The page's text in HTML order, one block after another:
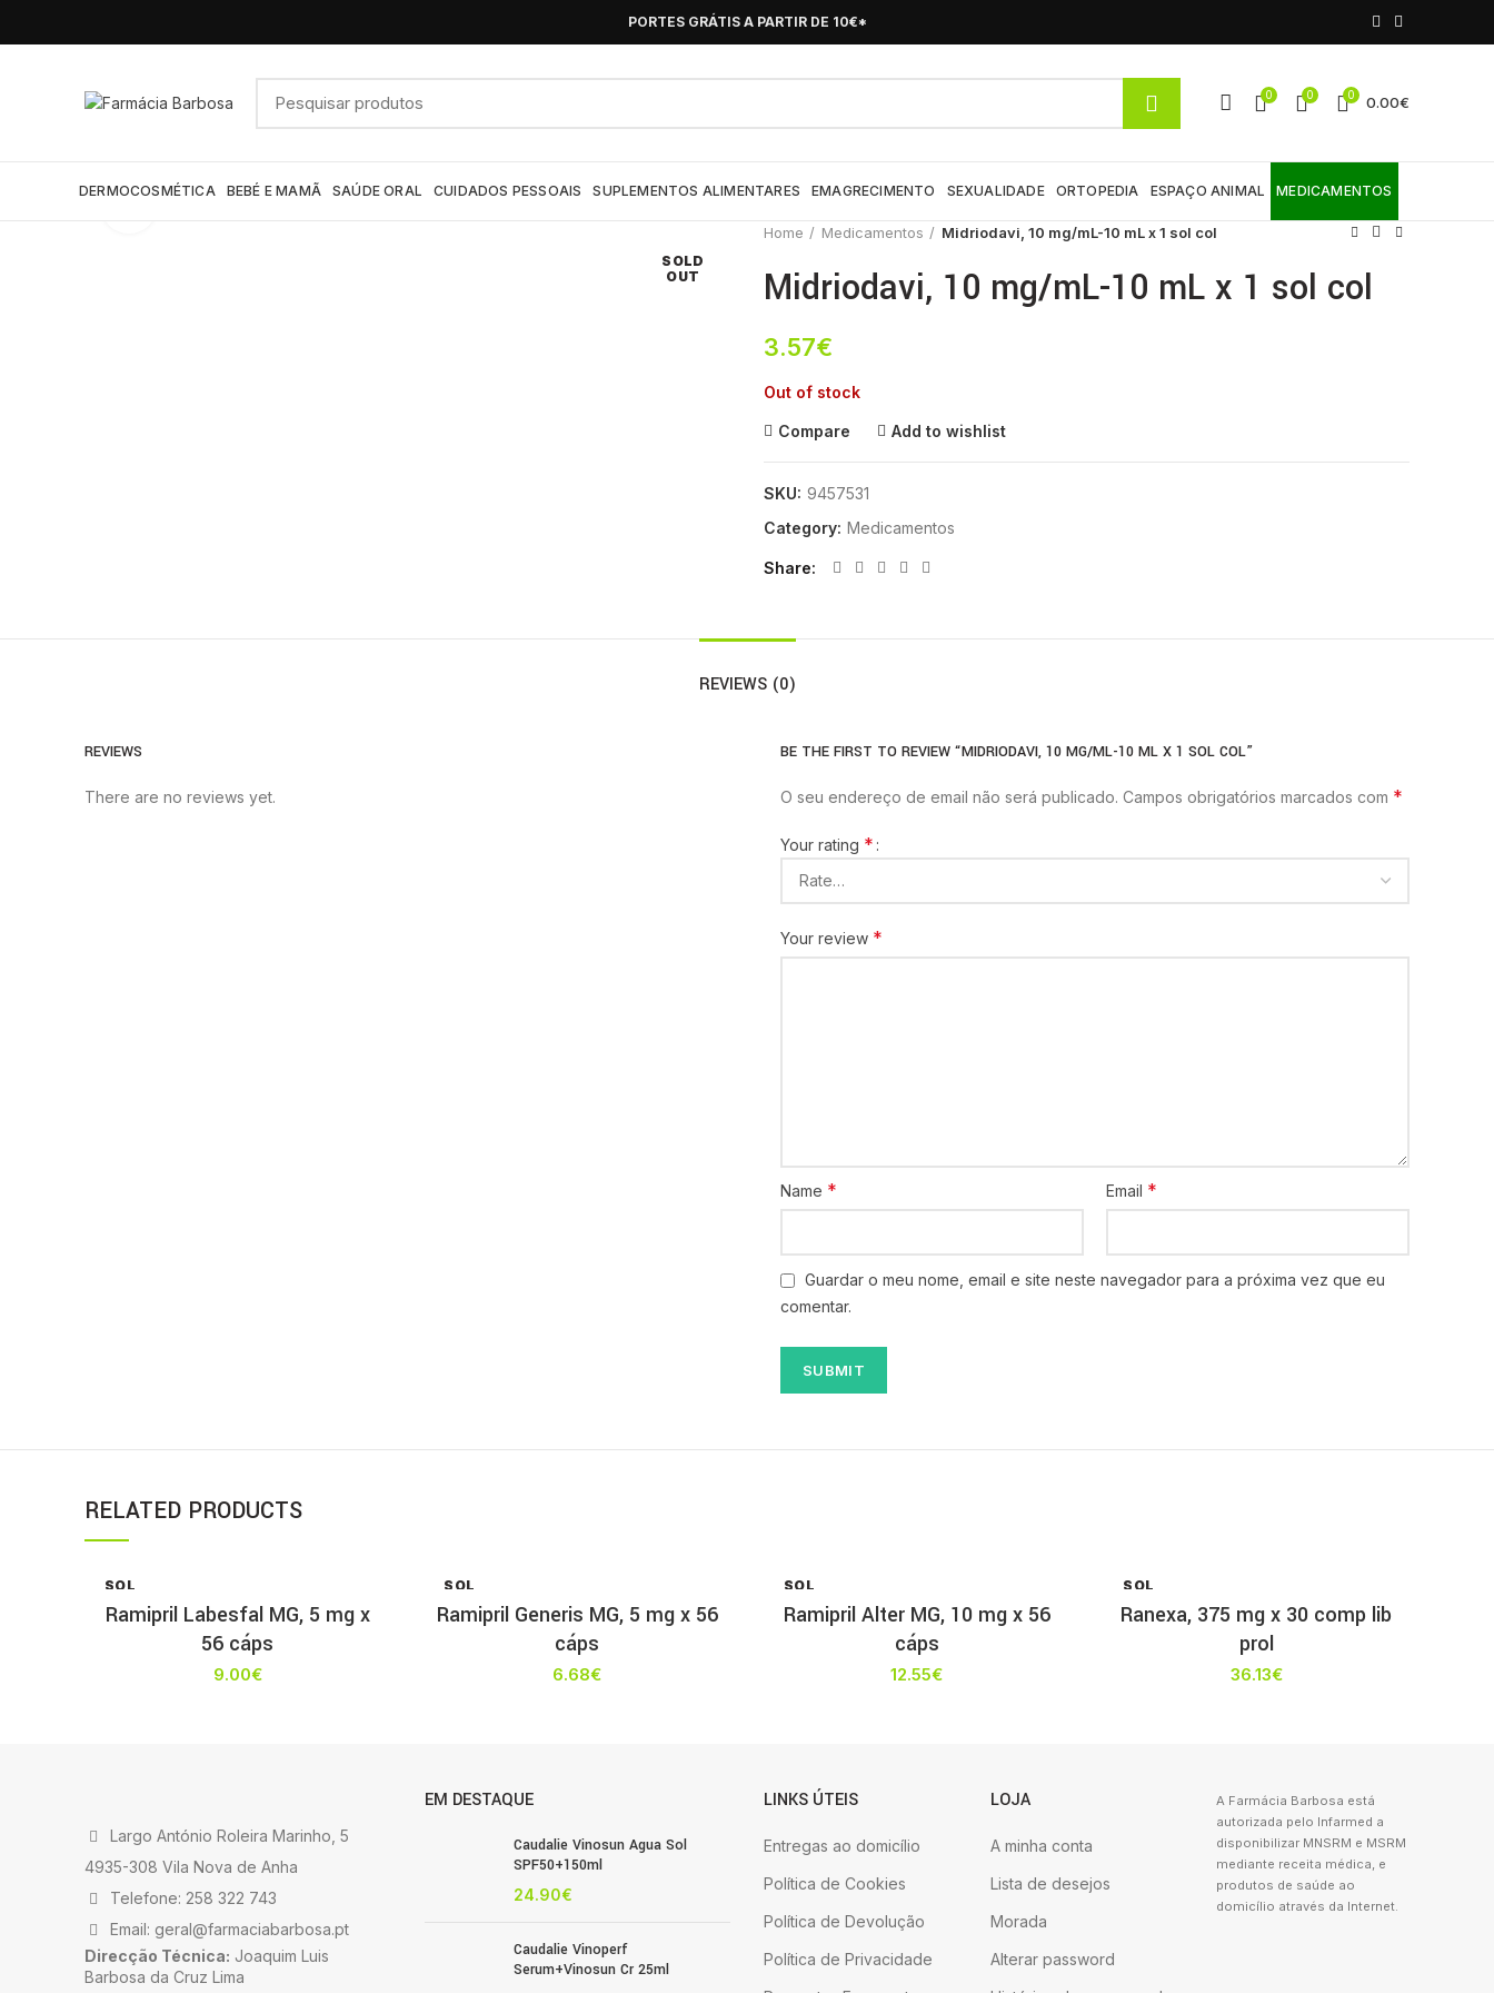
PORTES GRÁTIS A PARTIR DE 10€*
0 0 0 0.00€
DERMOCOSMÉTICA BEBÉ E MAMÃ SAÚDE ORAL CUIDADOS PESSOAIS SUPLEMENTOS ALIMENTARES EMAGRECIMENTO SEXUALIDADE ORTOPEDIA ESPAÇO ANIMAL MEDICAMENTOS
SOLD
OUT
Home
Medicamentos Midriodavi, 10 mg/mL-10 mL x 1 sol col
Midriodavi, 10 mg/mL-10 mL x 1 sol col
3.57€
Out of stock
Compare Add to wishlist
SKU: 9457531
Category: Medicamentos
Share
REVIEWS (0)
REVIEWS
There are no reviews yet.
BE THE FIRST TO REVIEW “MIDRIODAVI, 10 MG/ML-10 ML X 1 SOL COL”
O seu endereço de email não será publicado. Campos obrigatórios marcados com *
Your rating *
Your review *
Name * Email *
Guardar o meu nome, email e site neste navegador para a próxima vez que eu
comentar.
RELATED PRODUCTS
SOL
T
Ramipril Labesfal MG, 5 mg x
56 cáps
9.00€
SOL
T
Ramipril Generis MG, 5 mg x 56
cáps
6.68€
SOL
T
Ramipril Alter MG, 10 mg x 56
cáps
12.55€
SOL
T
Ranexa, 375 mg x 30 comp lib
prol
36.13€
Largo António Roleira Marinho, 5
4935-308 Vila Nova de Anha
Telefone: 258 322 743
Email: geral@farmaciabarbosa.pt
Direcção Técnica: Joaquim Luis
Barbosa da Cruz Lima
EM DESTAQUE
Caudalie Vinosun Agua Sol
SPF50+150ml
24.90€
Caudalie Vinoperf
Serum+Vinosun Cr 25ml
LINKS ÚTEIS
Entregas ao domicílio
Política de Cookies
Política de Devolução
Política de Privacidade
LOJA
A minha conta
Lista de desejos
Morada
Alterar password
A Farmácia Barbosa está
autorizada pelo Infarmed a
disponibilizar MNSRM e MSRM
mediante receita médica, e
produtos de saúde ao
domicílio através da Internet.